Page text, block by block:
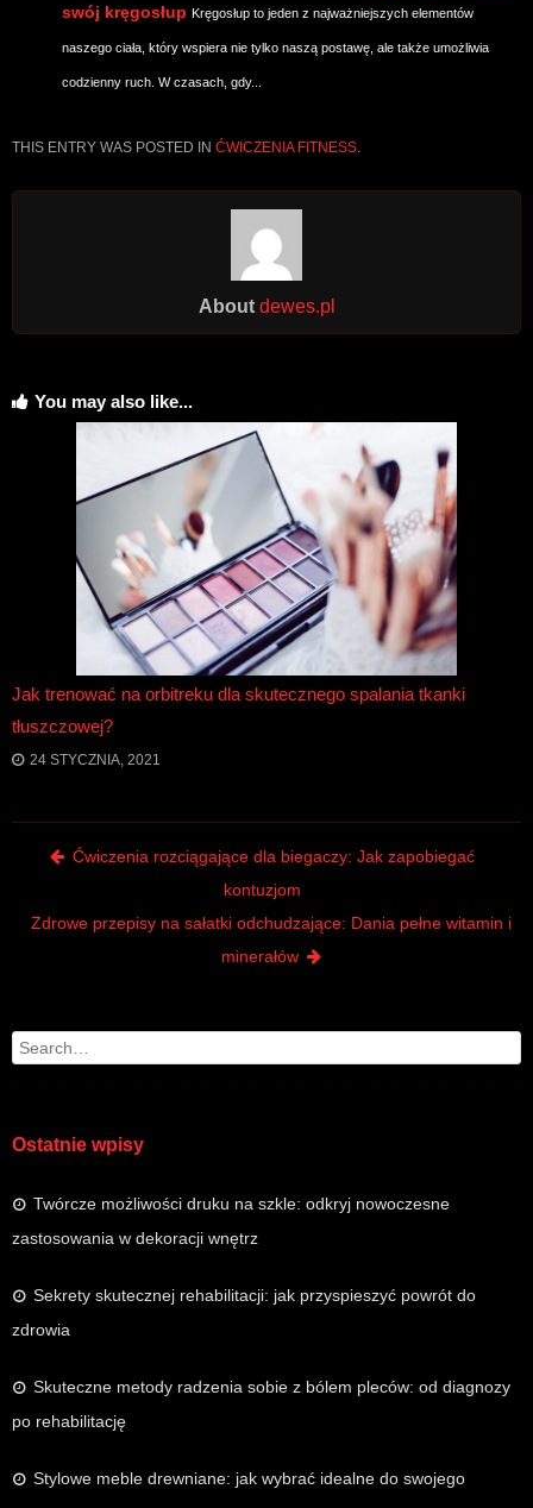
Search
Ostatnie wpisy
Twórcze możliwości druku na szkle: odkryj nowoczesne
zastosowania w dekoracji wnętrz
Sekrety skutecznej rehabilitacji: jak przyspieszyć powrót do
zdrowia
Skuteczne metody radzenia sobie z bólem pleców: od diagnozy
po rehabilitację
Stylowe meble drewniane: jak wybrać idealne do swojego
swój kręgosłup Kręgosłup to jeden z najważniejszych elementów
naszego ciała, który wspiera nie tylko naszą postawę, ale także umożliwia
codzienny ruch. W czasach, gdy...
THIS ENTRY WAS POSTED IN ĆWICZENIA FITNESS
About dewes.pl
You may also like...
Jak trenować na orbitreku dla skutecznego spalania tkanki
tłuszczowej?
24 STYCZNIA, 2021
Post navigation
Ćwiczenia rozciągające dla biegaczy: Jak zapobiegać
kontuzjom
Zdrowe przepisy na sałatki odchudzające: Dania pełne witamin i
minerałów